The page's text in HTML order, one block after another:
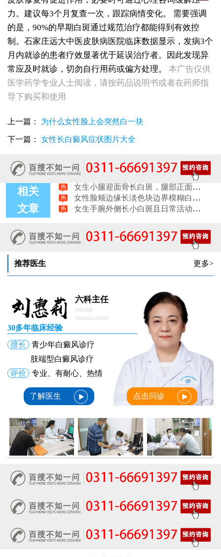
力。建议每3个月复查一次，跟踪病情变化。
需要强调
的是，90%的早期白斑通过规范治疗都能得到有效控
制。石家庄远大中医皮肤病医院临床数据显示，发病3个
月内就诊的患者疗效显著优于延误治疗者。因此发现异
常应及时就诊，切勿自行用药或偏方处理。
本广告仅供
医学药学专业人士阅读，请按药品说明书或者在药师指
导下购买和使用
上一篇： 为什么女性脸上会突然白一块
下一篇： 女性长白癜风症状图片大全
相关
文章
女性后背腰窝长小白点凹陷处色素变淡，是白癜风早期症状吗
女生脚踝骨节凸起处长白斑 脱色原因与应对方法
女性小腿冒出小白点，浅色斑点是白癜风吗
女性全身零星长浅白点多处小块白斑是什么
女生腰窝长白斑凹陷脱色 警惕白癜风迹象
女性肩膀后侧长白块后背肩颈连接处发白怎么回事
女性膝盖后方腿窝淡白斑是怎么回事 隐蔽处白斑咨询
女生小腿迎面骨长白斑，腿部正面发白解答
女性脸颊边缘长淡色块边界模糊白斑是怎么回事
女生手腕外侧长小白斑且日常活动发白，警惕白癜风信号
女生后腰中间长淡色斑腰部正中发白要紧吗
推荐医生 更多>
六科主任
ONLINE
TRANSLATION
30多年临床经验
擅长
青少年白癜风诊疗
肢端型白癜风诊疗
评价
专业、有耐心、热情
了解医生 点击问诊